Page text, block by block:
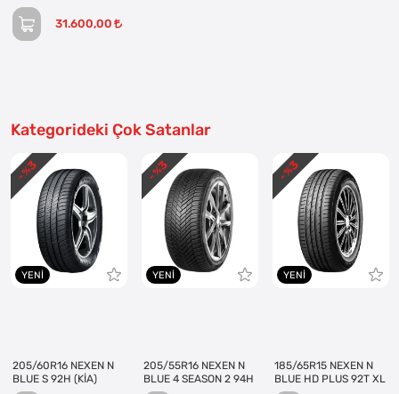
31.600,00
Kategorideki Çok Satanlar
YENI
205/60R16 NEXEN N
BLUE S 92H (KİA)
- %
3
YENI
205/55R16 NEXEN N
BLUE 4 SEASON 2 94H
- %
3
YENI
185/65R15 NEXEN N
BLUE HD PLUS 92T XL
- %
3